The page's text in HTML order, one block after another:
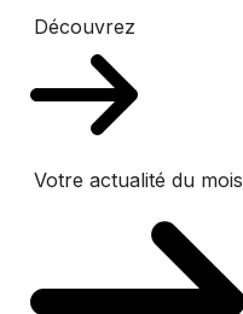
Découvrez
Votre actualité du mois